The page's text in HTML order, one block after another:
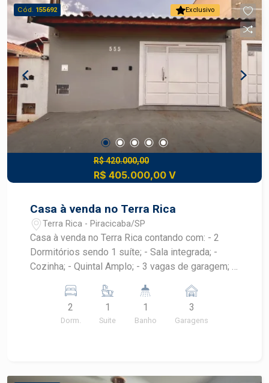
pronta para financiamento e transferência
Localização: Situado no bairro Parque Santa
Cecília, em uma região com fácil acesso a
comércios, supermercados, escolas, farmácias e
demais serviços essenciais Bairro tranquilo e
com ótima infraestrutura urbana Ideal para:
Construção de residência de alto padrão Projetos
com amplo espaço de lazer Investidores e
construtores que buscam uma excelente
conheça pessoalmente o potencial deste
excelente terreno! Entre em contato para mais
Exclusivo
Cód. 155692
R$ 420.000,00
R$ 405.000,00 V
Casa à venda no Terra Rica
Terra Rica - Piracicaba/SP
Casa à venda no Terra Rica contando com: - 2
Dormitórios sendo 1 suíte; - Sala integrada; -
Cozinha; - Quintal Amplo; - 3 vagas de garagem; -
2
Dorm.
1
Suite
1
Banho
3
Garagens